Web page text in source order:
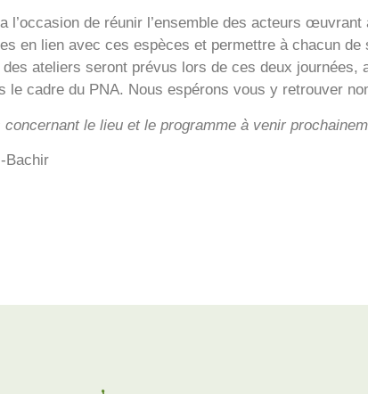
l’occasion de réunir l’ensemble des acteurs
en lien avec ces espèces et permettre à chacun
ateliers seront prévus lors de ces deux
le cadre du PNA. Nous espérons vous y retrouver
concernant le lieu et le programme à venir
Bachir